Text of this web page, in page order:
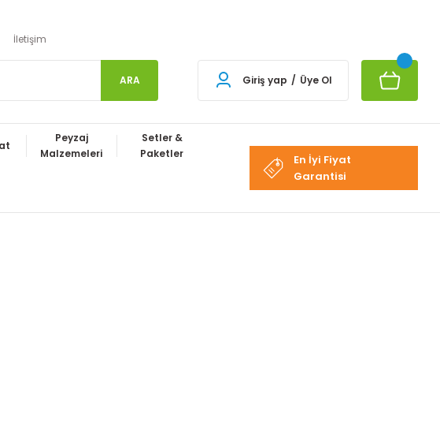
İletişim
ARA Giriş yap / Üye Ol
Peyzaj
Malzemeleri
Setler &
Paketler
En İyi Fiyat
Garantisi